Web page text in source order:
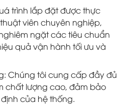
trình lắp đặt được thực
viên chuyên nghiệp,
ngặt các tiêu chuẩn
quả vận hành tối ưu và
Chúng tôi cung cấp đầy đủ
chất lượng cao, đảm bảo
của hệ thống.